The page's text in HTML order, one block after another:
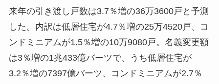
来年の引き渡し戸数は3.7％増の36万3600戸と予測
した。内訳は低層住宅が4.7％増の25万4520戸、コ
ンドミニアムが1.5％増の10万9080戸。名義変更額
は3％増の1兆433億バーツで、うち低層住宅が
3.2％増の7397億バーツ、コンドミニアムが2.7％